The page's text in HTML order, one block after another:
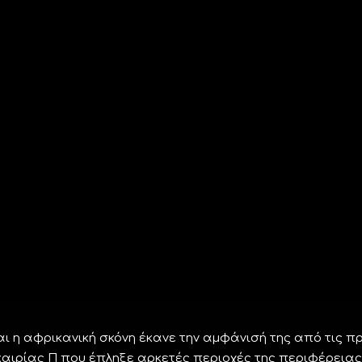
η αφρικανική σκόνη έκανε την αμφάνισή της από τις
Π που έπληξε αρκετές περιοχές της